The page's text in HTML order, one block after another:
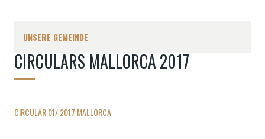
UNSERE GEMEINDE
CIRCULARS MALLORCA 2017
CIRCULAR 01/ 2017 MALLORCA